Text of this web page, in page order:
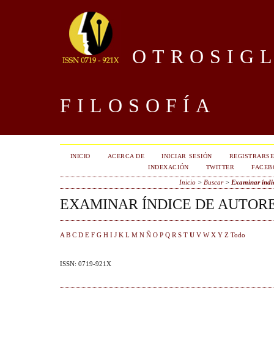
FILOSOFÍA
INICIO ACERCA DE INICIAR SESIÓN
REGISTRARSE
INDEXACIÓN
TWITTER
Inicio > Buscar> Examinar
EXAMINAR ÍNDICE DE
A B C D E F G H I J K L M N Ñ O P Q R S T U V W X Y Z Todo
ISSN: 0719-921X